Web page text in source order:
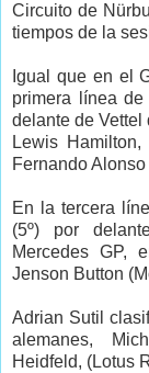
Circuito de
tiempos de la
Igual que en el
primera línea
delante de Vettel
Lewis
Fernando
En la tercera
(5º) por
Mercedes GP,
Jenson Button
Adrian Sutil
alemanes,
Heidfeld, (Lotus